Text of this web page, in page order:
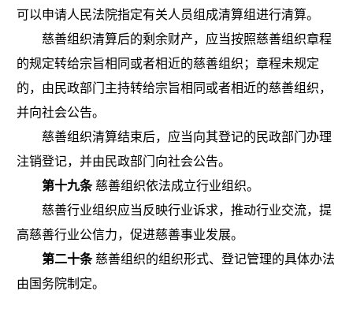
可以申请人民法院指定有关人员组成清算组进行清算。
慈善组织清算后的剩余财产，应当按照慈善组织章程
的规定转给宗旨相同或者相近的慈善组织；章程未规定
的，由民政部门主持转给宗旨相同或者相近的慈善组织，
并向社会公告。
慈善组织清算结束后，应当向其登记的民政部门办理
注销登记，并由民政部门向社会公告。
第十九条 慈善组织依法成立行业组织。
慈善行业组织应当反映行业诉求，推动行业交流，提
高慈善行业公信力，促进慈善事业发展。
第二十条 慈善组织的组织形式、登记管理的具体办法
由国务院制定。